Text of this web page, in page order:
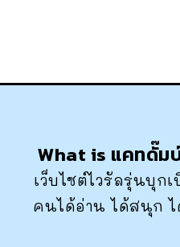
What is แคทดั๊ม
เว็บไซต์ไวรัลรุ่นบุก
คนได้อ่าน ได้สนุก ไ